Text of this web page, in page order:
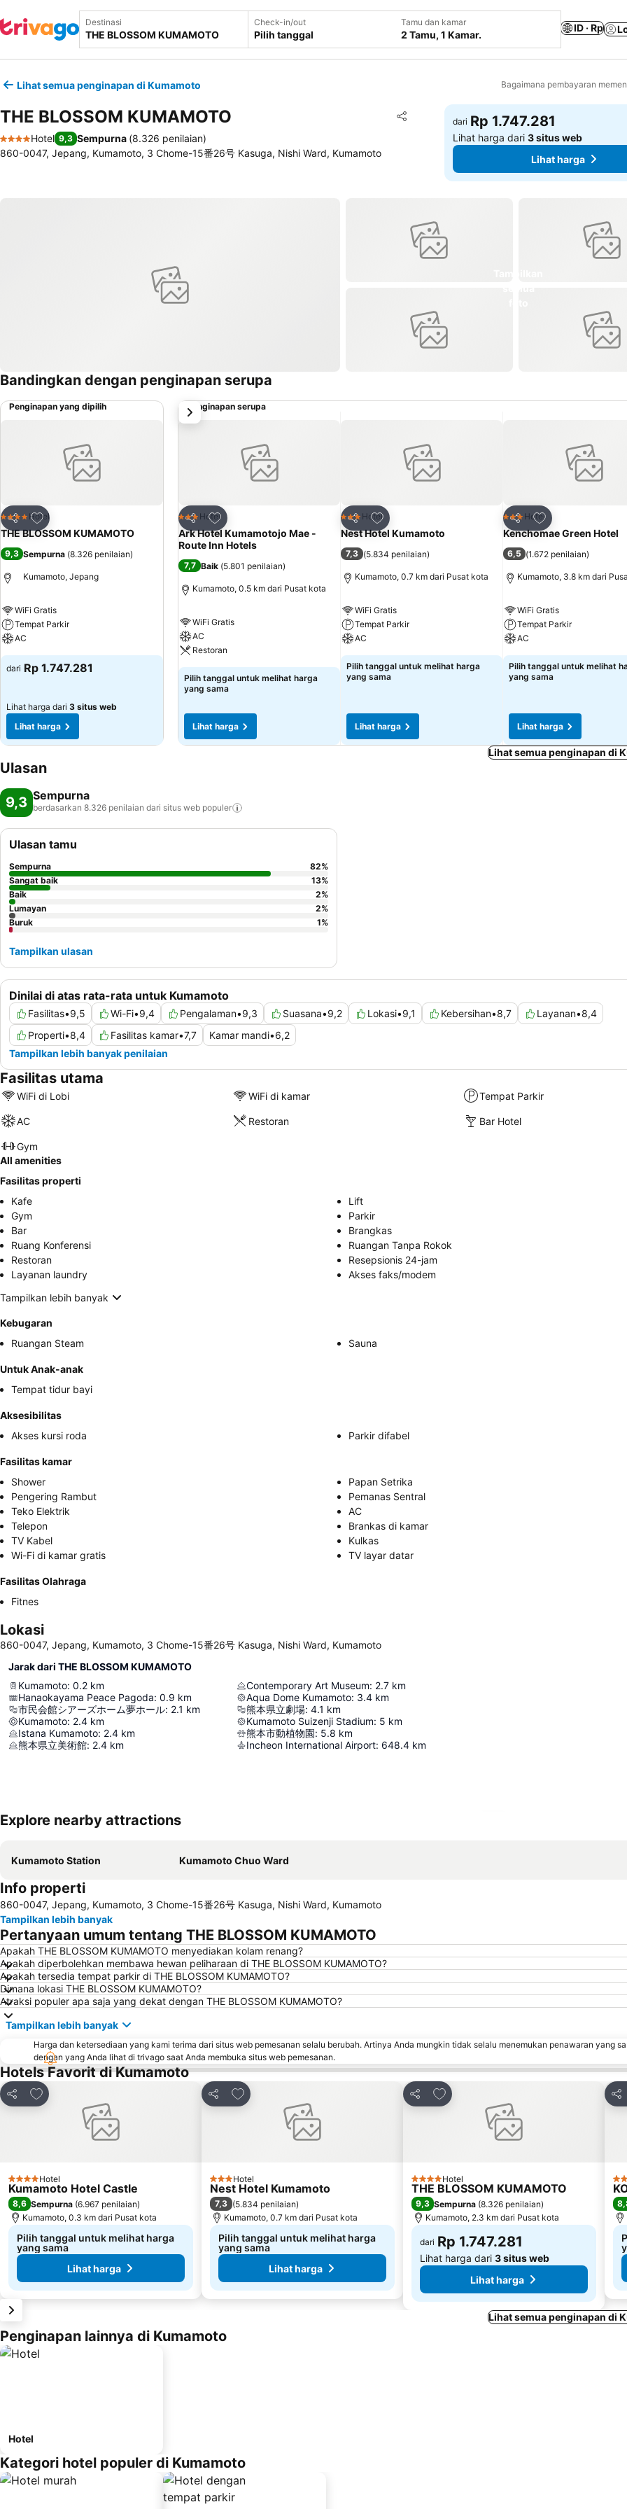
Destinasi Check-in/out
Pilih tanggal
Tamu dan kamar
2 Tamu, 1 Kamar.
ID · Rp
Lihat semua penginapan di Kumamoto Bagaimana pembayaran
THE BLOSSOM KUMAMOTO Bagikan
Tambahkan ke favorit
4 Bintang
Hotel 9,3 Sempurna (8.326 penilaian)
860-0047, Jepang, Kumamoto, 3 Chome-15番26号 Kasuga, Nishi Ward, Kumamoto
dari Rp 1.747.281
Lihat harga dari3 situs web
Lihat harga
Bandingkan dengan penginapan serupa
Penginapan yang dipilih
Bagikan
Tambahkan ke favorit
4 BintangHotel
THE BLOSSOM KUMAMOTO
9,3 Sempurna (8.326 penilaian)
Kumamoto, Jepang
WiFi Gratis
Tempat Parkir
AC
dari Rp 1.747.281
Lihat harga dari 3 situs web
Lihat harga
Penginapan serupa
Bagikan
Tambahkan ke favorit
3 Bintang
Hotel
Ark Hotel Kumamotojo Mae -
Route Inn Hotels
7,7 Baik (5.801 penilaian)
Kumamoto, 0.5 km dari Pusat kota
WiFi Gratis
AC
Restoran
Pilih tanggal untuk melihat harga
yang sama
Lihat harga
Bagikan
Tambahkan ke favorit
3 Bintang
Hotel
Nest Hotel Kumamoto
7,3 (5.834 penilaian)
Kumamoto, 0.7 km dari Pusat kota
WiFi Gratis
Tempat Parkir
AC
Pilih tanggal untuk melihat harga
yang sama
Lihat harga
Bagikan
Tambahkan ke
3 Bintang
Hotel
Kenchomae Green Hotel
6,5 (1.672 penilaian)
Kumamoto, 3.8 km dari
WiFi Gratis
Tempat Parkir
AC
Pilih tanggal untuk melihat
yang sama
Lihat harga
Selanjutnya
Lihat semua penginapan di
Ulasan
9,3 Sempurna
berdasarkan 8.326 penilaian dari situs web populer
Dinilai di atas rata-rata untuk Kumamoto
Fasilitas•9,5 Wi-Fi•9,4 Pengalaman•9,3 Suasana•9,2 Lokasi•9,1 Kebersihan•8,7 Layanan•8,4
Properti•8,4 Fasilitas kamar•7,7 Kamar mandi•6,2
Tampilkan lebih banyak penilaian
Ulasan tamu
Sempurna 82%
Sangat baik
13%
Baik
2%
Lumayan
2%
Buruk
1%
Tampilkan ulasan
Fasilitas utama
WiFi di Lobi WiFi di kamar Tempat Parkir
AC Restoran Bar Hotel
Gym
All amenities
Fasilitas properti
Kafe
Lift
Gym
Parkir
Bar
Brangkas
Ruang Konferensi
Ruangan Tanpa Rokok
Restoran
Resepsionis 24-jam
Layanan laundry
Akses faks/modem
Tampilkan lebih banyak
Kebugaran
Ruangan Steam
Sauna
Untuk Anak-anak
Tempat tidur bayi
Aksesibilitas
Akses kursi roda
Parkir difabel
Fasilitas kamar
Shower
Papan Setrika
Pengering Rambut
Pemanas Sentral
Teko Elektrik
AC
Telepon
Brankas di kamar
TV Kabel
Kulkas
Wi-Fi di kamar gratis
TV layar datar
Fasilitas Olahraga
Fitnes
Lokasi
860-0047, Jepang, Kumamoto, 3 Chome-15番26号 Kasuga, Nishi Ward, Kumamoto
Jarak dari THE BLOSSOM KUMAMOTO
Kumamoto: 0.2 km
Hanaokayama Peace Pagoda: 0.9 km
市民会館シアーズホーム夢ホール: 2.1 km
Kumamoto: 2.4 km
Istana Kumamoto: 2.4 km
熊本県立美術館: 2.4 km
Contemporary Art Museum: 2.7 km
Aqua Dome Kumamoto: 3.4 km
熊本県立劇場: 4.1 km
Kumamoto Suizenji Stadium: 5 km
熊本市動植物園: 5.8 km
Incheon International Airport: 648.4 km
Explore nearby attractions
Kumamoto Station Kumamoto Chuo Ward
Info properti
860-0047, Jepang, Kumamoto, 3 Chome-15番26号 Kasuga, Nishi Ward, Kumamoto
Tampilkan lebih banyak
Pertanyaan umum tentang THE BLOSSOM KUMAMOTO
Apakah THE BLOSSOM KUMAMOTO menyediakan kolam renang?
Apakah diperbolehkan membawa hewan peliharaan di THE BLOSSOM KUMAMOTO?
Apakah tersedia tempat parkir di THE BLOSSOM KUMAMOTO?
Dimana lokasi THE BLOSSOM KUMAMOTO?
Atraksi populer apa saja yang dekat dengan THE BLOSSOM KUMAMOTO?
Tampilkan lebih banyak
Harga dan ketersediaan yang kami terima dari situs web pemesanan selalu berubah. Artinya Anda mungkin tidak selalu menemukan penawaran yang
dengan yang Anda lihat di trivago saat Anda membuka situs web pemesanan.
Hotels Favorit di Kumamoto
Bagikan
Tambahkan ke favorit
4 Bintang
Hotel
Kumamoto Hotel Castle
8,6 Sempurna (6.967 penilaian)
Kumamoto, 0.3 km dari Pusat kota
Pilih tanggal untuk melihat harga
yang sama
Lihat harga
Bagikan
Tambahkan ke favorit
3 Bintang
Hotel
Nest Hotel Kumamoto
7,3 (5.834 penilaian)
Kumamoto, 0.7 km dari Pusat kota
Pilih tanggal untuk melihat harga
yang sama
Lihat harga
Bagikan
Tambahkan ke favorit
4 Bintang
Hotel
THE BLOSSOM KUMAMOTO
9,3 Sempurna (8.326 penilaian)
Kumamoto, 2.3 km dari Pusat kota
dari Rp 1.747.281
Lihat harga dari 3 situs web
Lihat harga
3
Lihat semua penginapan di
Penginapan lainnya di Kumamoto
Hotel
Kategori hotel populer di Kumamoto